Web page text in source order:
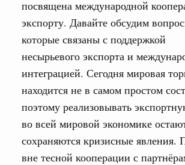
посвящена международной
экспорту. Давайте обсудим
которые связаны с поддержкой
несырьевого экспорта и
интеграцией. Сегодня мировая
находится не в самом простом
поэтому реализовывать
во всей мировой экономике
сохраняются кризисные явления.
вне тесной кооперации с
по стратегическому
проектам.
17 сентября 2021, пятница
Общие вопросы агропромышленного
дополнительно
агросектора